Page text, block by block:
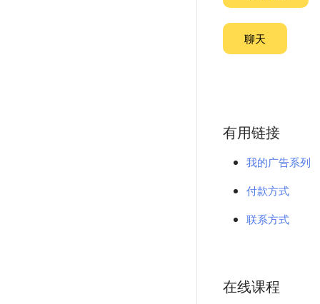
聊天
有用链接
我的广告系列
付款方式
联系方式
在线课程